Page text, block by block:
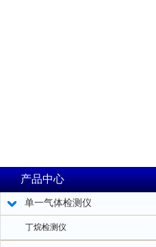
产品中心
单一气体检测仪
丁烷检测仪